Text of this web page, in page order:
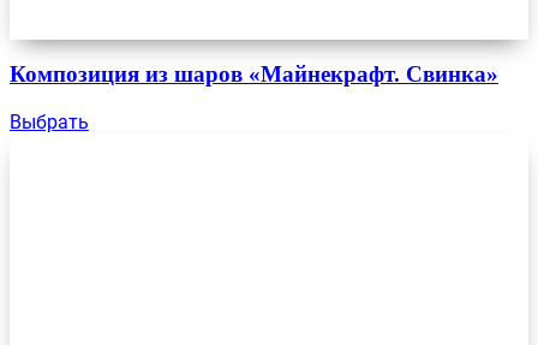
Композиция из шаров «Майнекрафт. Свинка»
Выбрать